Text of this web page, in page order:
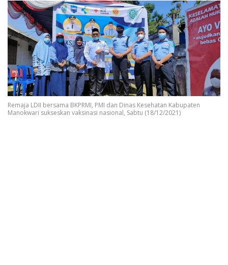
Remaja LDII bersama BKPRMI, PMI dan Dinas Kesehatan Kabupaten
Manokwari sukseskan vaksinasi nasional, Sabtu (18/12/2021)